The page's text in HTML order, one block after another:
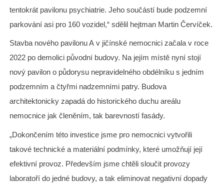
tentokrát pavilonu psychiatrie. Jeho součástí bude podzemní
parkování asi pro 160 vozidel,“ sdělil hejtman Martin Červíček.
Stavba nového pavilonu A v jičínské nemocnici začala v roce
2022 po demolici původní budovy. Na jejím místě nyní stojí
nový pavilon o půdorysu nepravidelného obdélníku s jedním
podzemním a čtyřmi nadzemními patry. Budova
architektonicky zapadá do historického duchu areálu
nemocnice jak členěním, tak barevností fasády.
„Dokončením této investice jsme pro nemocnici vytvořili
takové technické a materiální podmínky, které umožňují její
efektivní provoz. Především jsme chtěli sloučit provozy
laboratoří do jedné budovy, a tak eliminovat negativní dopady